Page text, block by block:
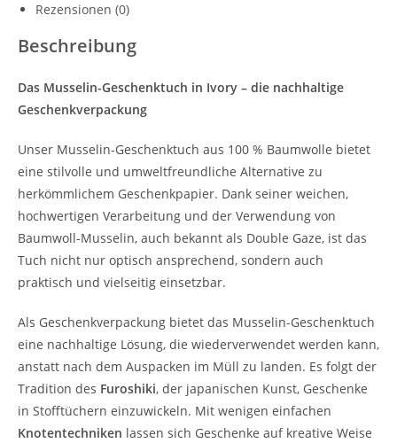
Rezensionen (0)
Beschreibung
Das Musselin-Geschenktuch in Ivory – die nachhaltige
Geschenkverpackung
Unser Musselin-Geschenktuch aus 100 % Baumwolle bietet
eine stilvolle und umweltfreundliche Alternative zu
herkömmlichem Geschenkpapier. Dank seiner weichen,
hochwertigen Verarbeitung und der Verwendung von
Baumwoll-Musselin, auch bekannt als Double Gaze, ist das
Tuch nicht nur optisch ansprechend, sondern auch
praktisch und vielseitig einsetzbar.
Als Geschenkverpackung bietet das Musselin-Geschenktuch
eine nachhaltige Lösung, die wiederverwendet werden kann,
anstatt nach dem Auspacken im Müll zu landen. Es folgt der
Tradition des Furoshiki, der japanischen Kunst, Geschenke
in Stofftüchern einzuwickeln. Mit wenigen einfachen
Knotentechniken lassen sich Geschenke auf kreative Weise